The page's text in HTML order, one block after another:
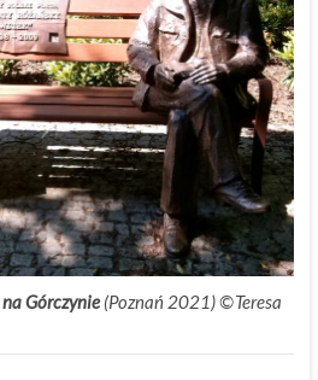
Górczynie(Poznań 2021)©Teresa